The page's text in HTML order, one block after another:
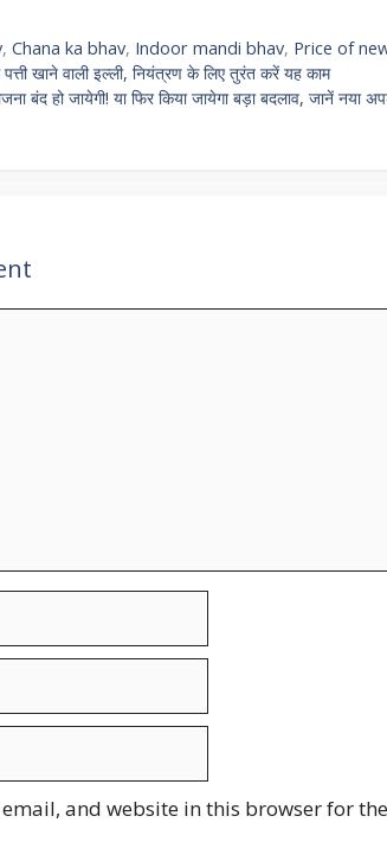
itt
er
ai
l e
,Chana ka bhav, Indoor mandi bhav, Price of
खाने वाली इल्ली, नियंत्रण के लिए तुरंत करें यह काम
बंद हो जायेगी! या फिर किया जायेगा बड़ा बदलाव, जानें नया
email, and website in this browser for